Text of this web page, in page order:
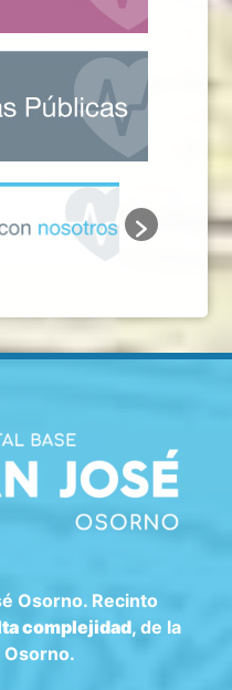
Osorno. Recinto
complejidad, de la